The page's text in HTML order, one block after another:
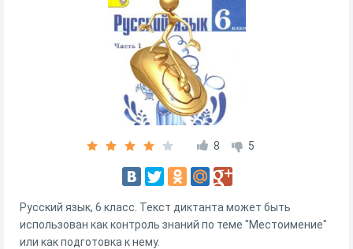
8 5
Русский язык, 6 класс. Текст диктанта может быть
использован как контроль знаний по теме "Местоимение"
или как подготовка к нему.